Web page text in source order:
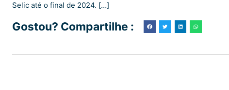
Selic até o final de 2024. […]
Gostou? Compartilhe :